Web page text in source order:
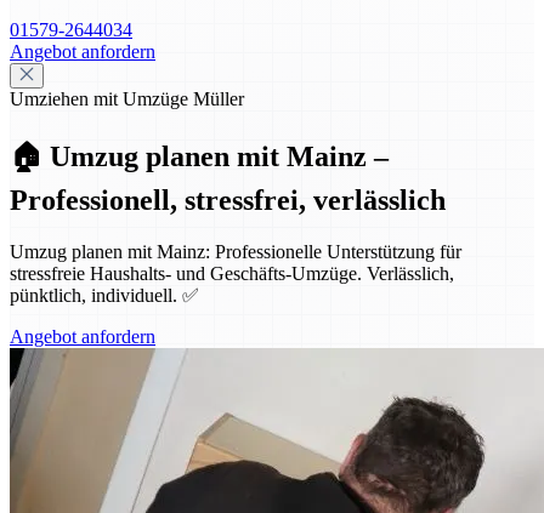
01579-2644034
Angebot anfordern
Umziehen mit Umzüge Müller
🏠 Umzug planen mit Mainz –
Professionell, stressfrei, verlässlich
Umzug planen mit Mainz: Professionelle Unterstützung für
stressfreie Haushalts- und Geschäfts-Umzüge. Verlässlich,
pünktlich, individuell. ✅
Angebot anfordern